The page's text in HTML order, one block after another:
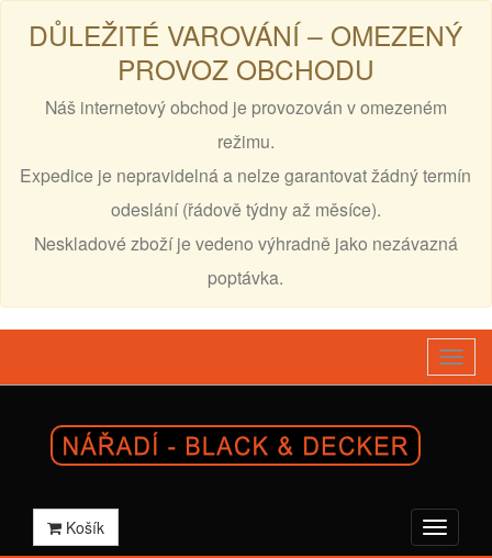
DŮLEŽITÉ VAROVÁNÍ – OMEZENÝ
PROVOZ OBCHODU
Náš internetový obchod je provozován v omezeném
režimu.
Expedice je nepravidelná a nelze garantovat žádný termín
odeslání (řádově týdny až měsíce).
Neskladové zboží je vedeno výhradně jako nezávazná
poptávka.
Košík